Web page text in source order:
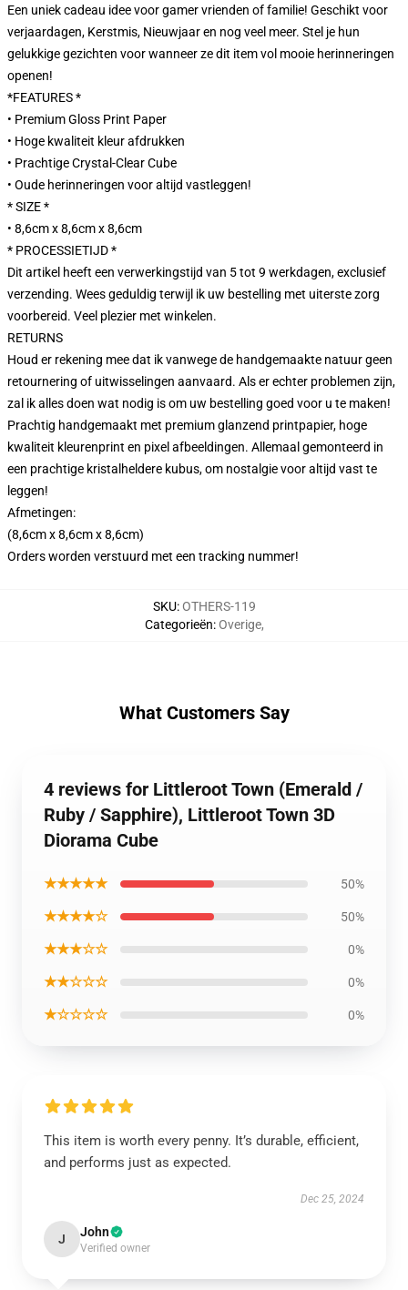
Een uniek cadeau idee voor gamer vrienden of familie! Geschikt voor
verjaardagen, Kerstmis, Nieuwjaar en nog veel meer. Stel je hun
gelukkige gezichten voor wanneer ze dit item vol mooie herinneringen
openen!
*FEATURES *
• Premium Gloss Print Paper
• Hoge kwaliteit kleur afdrukken
• Prachtige Crystal-Clear Cube
• Oude herinneringen voor altijd vastleggen!
* SIZE *
• 8,6cm x 8,6cm x 8,6cm
* PROCESSIETIJD *
Dit artikel heeft een verwerkingstijd van 5 tot 9 werkdagen, exclusief
verzending. Wees geduldig terwijl ik uw bestelling met uiterste zorg
voorbereid. Veel plezier met winkelen.
RETURNS
Houd er rekening mee dat ik vanwege de handgemaakte natuur geen
retournering of uitwisselingen aanvaard. Als er echter problemen zijn,
zal ik alles doen wat nodig is om uw bestelling goed voor u te maken!
Prachtig handgemaakt met premium glanzend printpapier, hoge
kwaliteit kleurenprint en pixel afbeeldingen. Allemaal gemonteerd in
een prachtige kristalheldere kubus, om nostalgie voor altijd vast te
leggen!
Afmetingen:
(8,6cm x 8,6cm x 8,6cm)
Orders worden verstuurd met een tracking nummer!
SKU:OTHERS-119
Categorieën:Overige,
What Customers Say
4 reviews for Littleroot Town (Emerald /
Ruby / Sapphire), Littleroot Town 3D
Diorama Cube
★★★★★ 50%
★★★★☆ 50%
★★★☆☆ 0%
★★☆☆☆ 0%
★☆☆☆☆ 0%
This item is worth every penny. It’s durable, efficient,
and performs just as expected.
Dec 25, 2024
J John
Verified owner